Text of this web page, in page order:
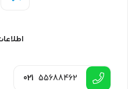
021 55688462